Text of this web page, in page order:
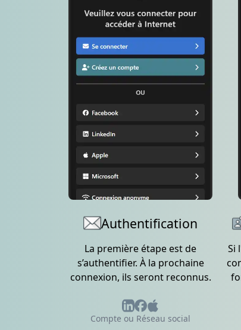
Authentification
La première étape est de
s’authentifier. À la prochaine
connexion, ils seront reconnus.
Compte ou Réseau social
Si